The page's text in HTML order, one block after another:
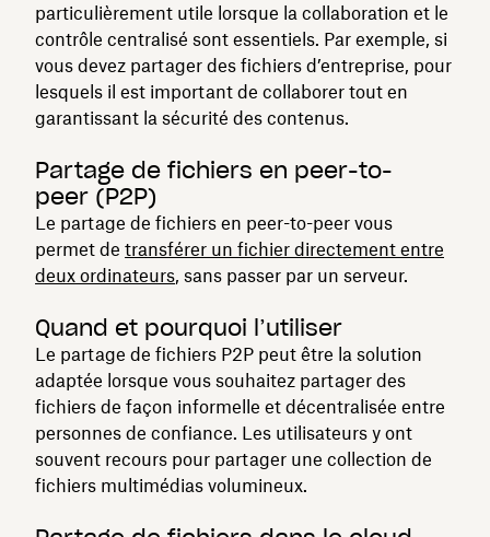
particulièrement utile lorsque la collaboration et le
contrôle centralisé sont essentiels. Par exemple, si
vous devez partager des fichiers d’entreprise, pour
lesquels il est important de collaborer tout en
garantissant la sécurité des contenus.
Partage de fichiers en peer-to-
peer (P2P)
Le partage de fichiers en peer-to-peer vous
permet de transférer un fichier directement entre
deux ordinateurs, sans passer par un serveur.
Quand et pourquoi l’utiliser
Le partage de fichiers P2P peut être la solution
adaptée lorsque vous souhaitez partager des
fichiers de façon informelle et décentralisée entre
personnes de confiance. Les utilisateurs y ont
souvent recours pour partager une collection de
fichiers multimédias volumineux.